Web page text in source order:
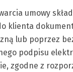
umowy
klienta
lub poprzez
podpisu
zgodne z